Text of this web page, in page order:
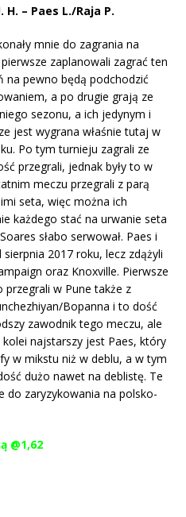
– Paes L./Raja P.
mnie do zagrania na
zaplanowali zagrać ten
na pewno będą podchodzić
a po drugie grają ze
sezonu, a ich jedynym i
jest wygrana właśnie tutaj w
Po tym turnieju zagrali ze
przegrali, jednak były to w
meczu przegrali z parą
seta, więc można ich
każdego stać na urwanie seta
słabo serwował. Paes i
2017 roku, lecz zdążyli
oraz Knoxville. Pierwsze
w Pune także z
Bopanna i to dość
zawodnik tego meczu, ale
najstarszy jest Paes, który
w mikstu niż w deblu, a w tym
dużo nawet na deblistę. Te
do zaryzykowania na polsko-
@1,62